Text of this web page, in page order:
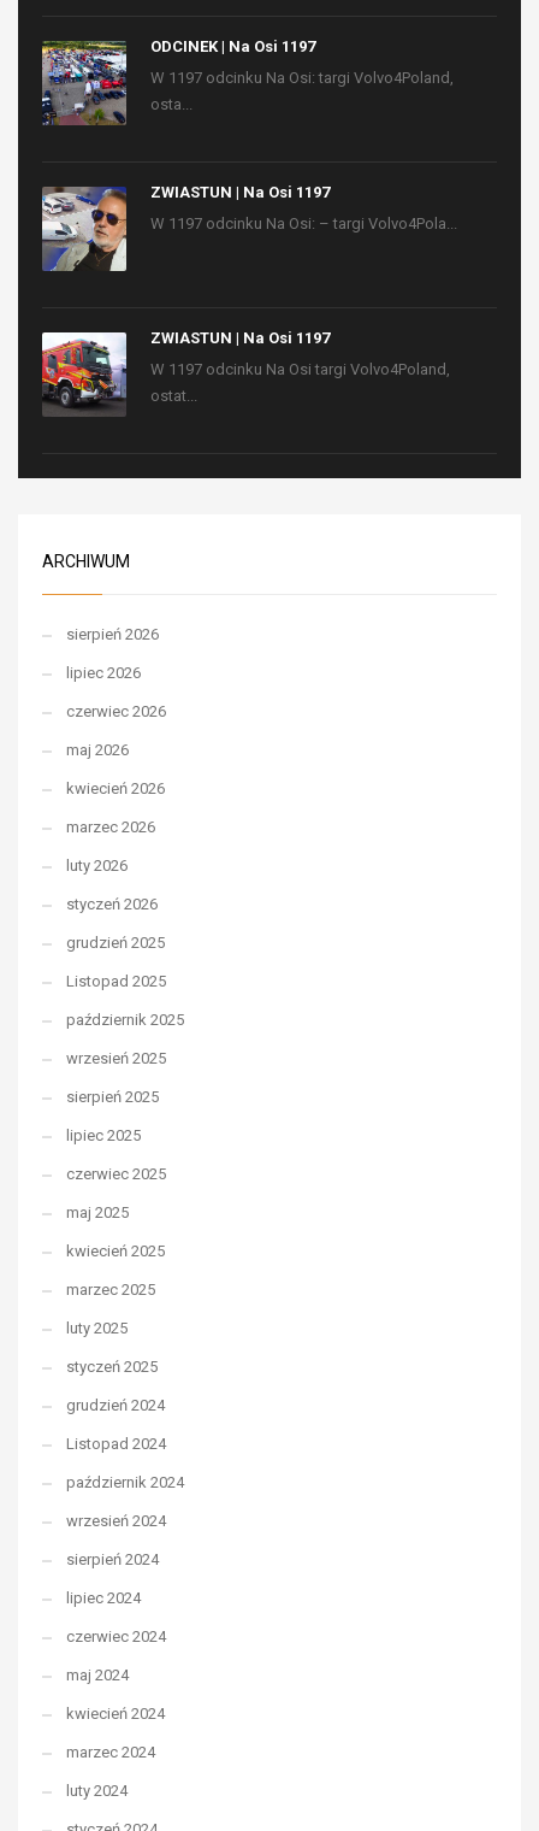
ODCINEK | Na Osi 1197
W 1197 odcinku Na Osi: targi Volvo4Poland,
osta...
ZWIASTUN | Na Osi 1197
W 1197 odcinku Na Osi: – targi Volvo4Pola...
ZWIASTUN | Na Osi 1197
W 1197 odcinku Na Osi targi Volvo4Poland,
ostat...
ARCHIWUM
sierpień 2026
lipiec 2026
czerwiec 2026
maj 2026
kwiecień 2026
marzec 2026
luty 2026
styczeń 2026
grudzień 2025
Listopad 2025
październik 2025
wrzesień 2025
sierpień 2025
lipiec 2025
czerwiec 2025
maj 2025
kwiecień 2025
marzec 2025
luty 2025
styczeń 2025
grudzień 2024
Listopad 2024
październik 2024
wrzesień 2024
sierpień 2024
lipiec 2024
czerwiec 2024
maj 2024
kwiecień 2024
marzec 2024
luty 2024